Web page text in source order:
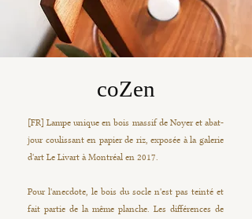
coZen
[FR] Lampe unique en bois massif de Noyer et abat-
jour coulissant en papier de riz, exposée à la galerie
d'art Le Livart à Montréal en 2017.
Pour l'anecdote, le bois du socle n'est pas teinté et
fait partie de la même planche. Les différences de